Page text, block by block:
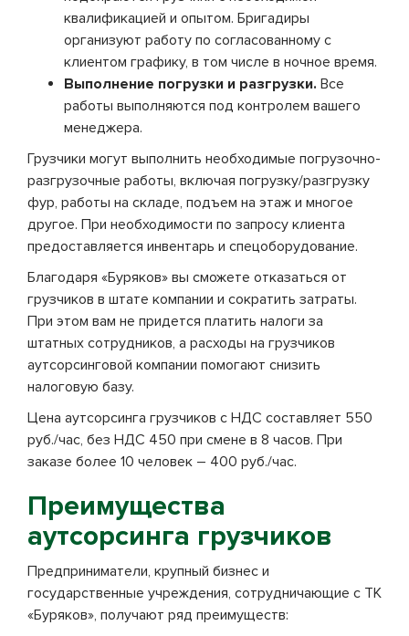
квалификацией и опытом. Бригадиры
организуют работу по согласованному с
клиентом графику, в том числе в ночное время.
Выполнение погрузки и разгрузки. Все
работы выполняются под контролем вашего
менеджера.
Грузчики могут выполнить необходимые погрузочно-
разгрузочные работы, включая погрузку/разгрузку
фур, работы на складе, подъем на этаж и многое
другое. При необходимости по запросу клиента
предоставляется инвентарь и спецоборудование.
Благодаря «Буряков» вы сможете отказаться от
грузчиков в штате компании и сократить затраты.
При этом вам не придется платить налоги за
штатных сотрудников, а расходы на грузчиков
аутсорсинговой компании помогают снизить
налоговую базу.
Цена аутсорсинга грузчиков с НДС составляет 550
руб./час, без НДС 450 при смене в 8 часов. При
заказе более 10 человек – 400 руб./час.
Преимущества
аутсорсинга грузчиков
Предприниматели, крупный бизнес и
государственные учреждения, сотрудничающие с ТК
«Буряков», получают ряд преимуществ: